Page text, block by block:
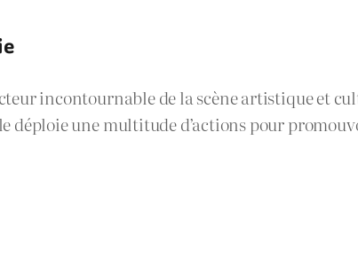
incontournable de la scène artistique et
déploie une multitude d’actions pour